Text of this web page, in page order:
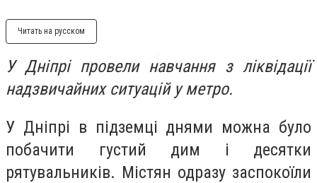
Читать на русском
У Дніпрі провели навчання з ліквідації
надзвичайних ситуацій у метро.
У Дніпрі в підземці днями можна було
побачити густий дим і десятки
рятувальників. Містян одразу заспокоїли